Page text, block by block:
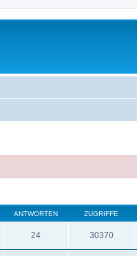
ANTWORTEN ZUGRIFFE
24 30370